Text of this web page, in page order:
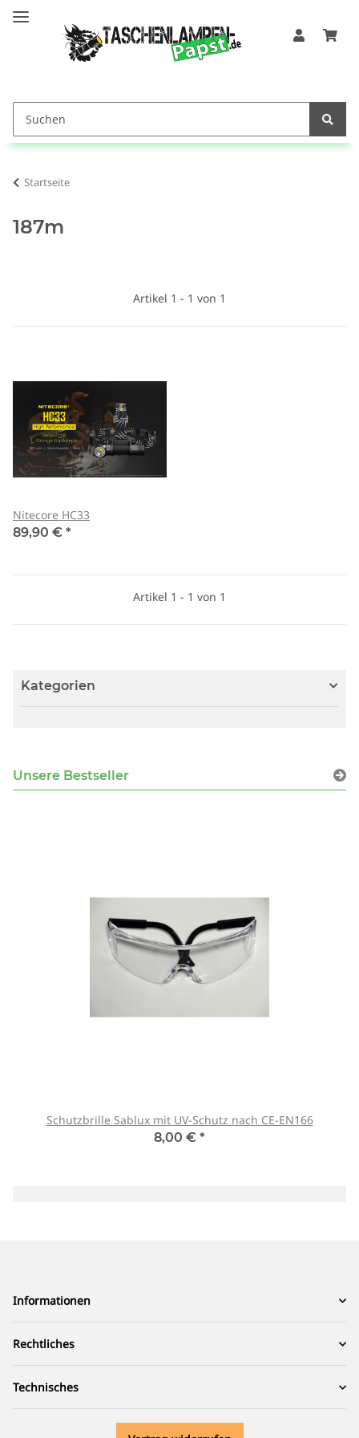
Startseite
187m
Artikel 1 - 1 von 1
Nitecore HC33
89,90 € *
Artikel 1 - 1 von 1
Kategorien
Unsere Bestseller
Schutzbrille Sablux mit UV-Schutz nach CE-EN166
8,00 € *
Informationen
Rechtliches
Technisches